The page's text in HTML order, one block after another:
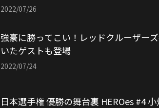
2022/07/26
強豪に勝ってこい！レッドクルーザー
いたゲストも登場
2022/07/24
日本選手権 優勝の舞台裏 HEROes #4